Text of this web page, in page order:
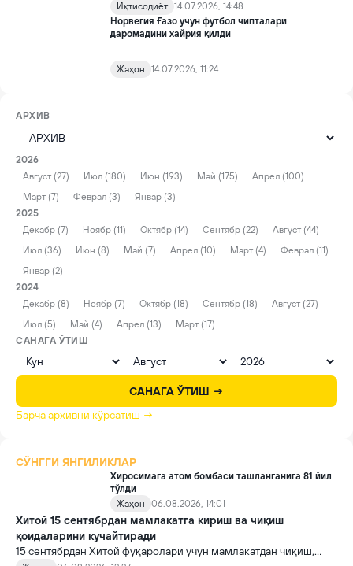
Иқтисодиёт 14.07.2026, 14:48
Норвегия Ғазо учун футбол чипталари
даромадини хайрия қилди
Жаҳон 14.07.2026, 11:24
АРХИВ
2026
Август (27)
Июл (180) Июн (193) Май (175)
Апрел (100)
Март (7)
Феврал (3)
Январ (3)
2025
Декабр (7)
Ноябр (11) Октябр (14) Сентябр (22)
Август (44)
Июл (36)
Июн (8) Май (7) Апрел (10) Март (4)
Феврал (11)
Январ (2)
2024
Декабр (8)
Ноябр (7) Октябр (18) Сентябр (18)
Август (27)
Июл (5)
Май (4) Апрел (13)
Март (17)
САНАГА ЎТИШ
САНАГА ЎТИШ →
Барча архивни кўрсатиш →
СЎНГГИ ЯНГИЛИКЛАР
Хиросимага атом бомбаси ташланганига 81 йил
тўлди
Жаҳон
06.08.2026, 14:01
Хитой 15 сентябрдан мамлакатга кириш ва чиқиш
қоидаларини кучайтиради
15 сентябрдан Хитой фуқаролари учун мамлакатдан чиқиш,